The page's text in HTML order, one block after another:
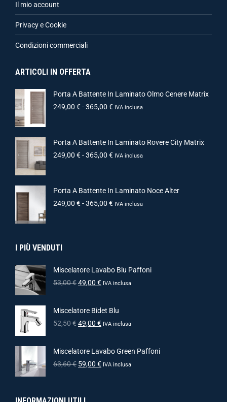
Il mio account
Privacy e Cookie
Condizioni commerciali
ARTICOLI IN OFFERTA
Porta A Battente In Laminato Olmo Cenere Matrix
249,00 €-365,00 € IVA inclusa
Porta A Battente In Laminato Rovere City Matrix
249,00 €-365,00 € IVA inclusa
Porta A Battente In Laminato Noce Alter
249,00 €-365,00 € IVA inclusa
I PIÙ VENDUTI
Miscelatore Lavabo Blu Paffoni
53,00€49,00 € IVA inclusa
Miscelatore Bidet Blu
52,50€49,00 € IVA inclusa
Miscelatore Lavabo Green Paffoni
63,60€ 59,00 € IVA inclusa